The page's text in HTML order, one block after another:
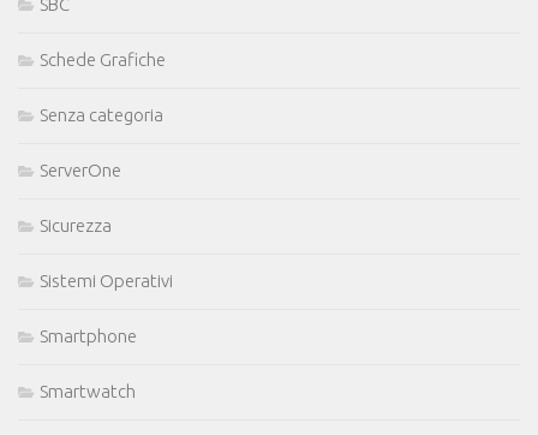
SBC
Schede Grafiche
Senza categoria
ServerOne
Sicurezza
Sistemi Operativi
Smartphone
Smartwatch